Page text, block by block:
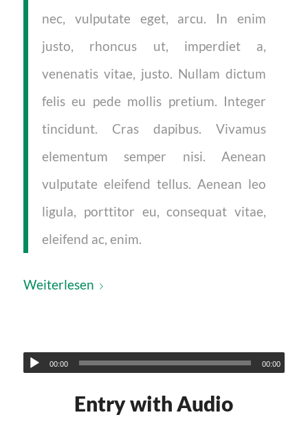
nec, vulputate eget, arcu. In enim
justo, rhoncus ut, imperdiet a,
venenatis vitae, justo. Nullam dictum
felis eu pede mollis pretium. Integer
tincidunt. Cras dapibus. Vivamus
elementum semper nisi. Aenean
vulputate eleifend tellus. Aenean leo
ligula, porttitor eu, consequat vitae,
eleifend ac, enim.
Weiterlesen
00:00 00:00
Entry with Audio